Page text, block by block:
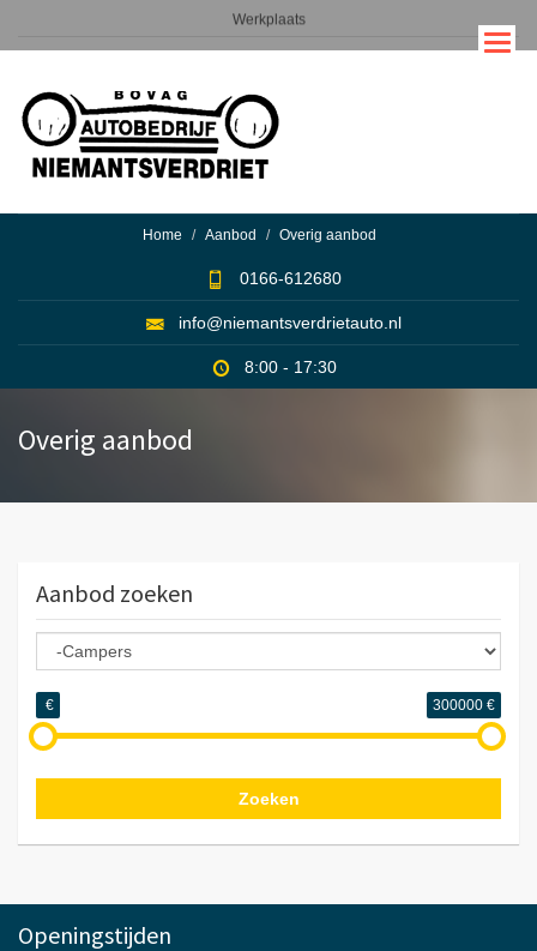
naar
inhoud
gaan
Werkplaats
Service
Home Aanbod Overig aanbod
0166-612680
info@niemantsverdrietauto.nl
8:00 - 17:30
Overig aanbod
Aanbod zoeken
€ 300000 €
Zoeken
Openingstijden